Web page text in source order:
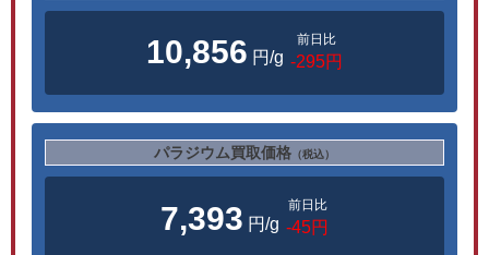
10,856 円/g
前日比
-295円
パラジウム買取価格 （税込）
7,393 円/g
前日比
-45円